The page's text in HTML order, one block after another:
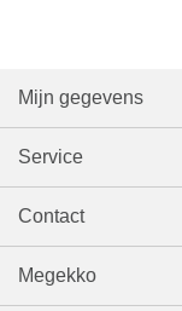
Mijn gegevens
Service
Contact
Megekko